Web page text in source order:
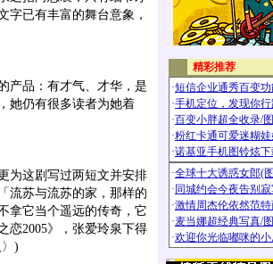
已有丰富的舞台意象，
品：有才气、才华，是
她仍有很多读者为她着
这剧写过两短文并安排
流苏与流苏的家，那样的
拿它当个遥远的传奇，它
恋2005》，张爱玲泉下得
)